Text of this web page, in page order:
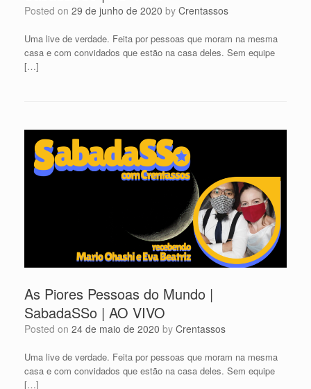
Posted on 29 de junho de 2020 by Crentassos
Uma live de verdade. Feita por pessoas que moram na mesma
casa e com convidados que estão na casa deles. Sem equipe
[…]
As Piores Pessoas do Mundo |
SabadaSSo | AO VIVO
Posted on 24 de maio de 2020 by Crentassos
Uma live de verdade. Feita por pessoas que moram na mesma
casa e com convidados que estão na casa deles. Sem equipe
[…]